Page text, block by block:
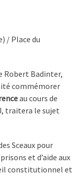
/ Place du
Robert Badinter,
commémorer
au cours de
traitera le sujet
Sceaux pour
et d’aide aux
constitutionnel et